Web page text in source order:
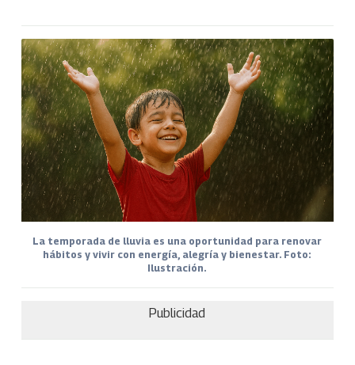
La temporada de lluvia es una oportunidad para renovar
hábitos y vivir con energía, alegría y bienestar. Foto:
Ilustración.
Publicidad